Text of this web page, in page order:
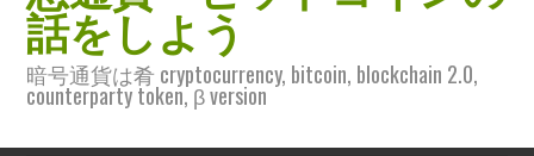
話をしよう
暗号通貨は肴 cryptocurrency, bitcoin, blockchain 2.0,
counterparty token, β version